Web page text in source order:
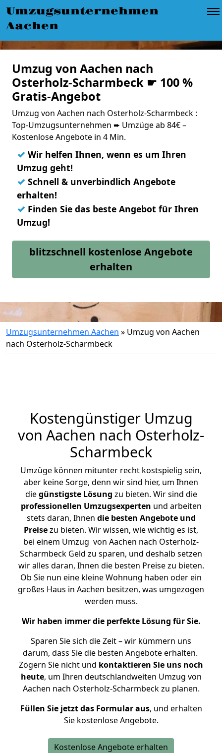
Umzugsunternehmen
Aachen
Umzug von Aachen nach
Osterholz-Scharmbeck ☛ 100 %
Gratis-Angebot
Umzug von Aachen nach Osterholz-Scharmbeck :
Top-Umzugsunternehmen ➨ Umzüge ab 84€ –
Kostenlose Angebote in 4 Min.
✓ Wir helfen Ihnen, wenn es um Ihren
Umzug geht!
✓ Schnell & unverbindlich Angebote
erhalten!
✓ Finden Sie das beste Angebot für Ihren
Umzug!
blitzschnell kostenlose Angebote
erhalten
Umzugsunternehmen Aachen » Umzug von Aachen
nach Osterholz-Scharmbeck
Kostengünstiger Umzug
von Aachen nach Osterholz-
Scharmbeck
Umzüge können mitunter recht kostspielig sein,
aber keine Sorge, denn wir sind hier, um Ihnen
diegünstigste Lösung zu bieten. Wir sind die
professionellen Umzugsexperten und arbeiten
stets daran, Ihnen die besten Angebote und
Preisezu bieten. Wir wissen, wie wichtig es ist,
bei einem Umzug von Aachen nach Osterholz-
Scharmbeck Geld zu sparen, und deshalb setzen
wir alles daran, Ihnen die besten Preise zu bieten.
Ob Sie nun eine kleine Wohnung haben oder ein
großes Haus in Aachen besitzen, was umgezogen
werden muss.
Wir haben immer die perfekte Lösung für Sie.
Sparen Sie sich die Zeit – wir kümmern uns
darum, dass Sie die besten Angebote erhalten.
Zögern Sie nicht und kontaktieren Sie uns noch
heute, um Ihren deutschlandweiten Umzug von
Aachen nach Osterholz-Scharmbeck zu planen.
Füllen Sie jetzt das Formular aus, und erhalten
Sie kostenlose Angebote.
Kostenlose Angebote erhalten